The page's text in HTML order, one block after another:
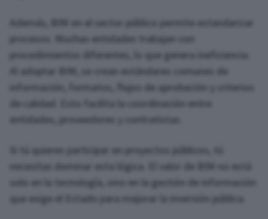
Además, BIM en el sector público permite estandarizar
procesos. Muchas entidades trabajan con
procedimientos diferentes, lo que genera ineficiencia.
Al adoptar BIM, se crean estándares comunes de
información, formatos, flujos de aprobación y criterios
de calidad. Esto facilita la coordinación entre
entidades, proveedores y contratistas.
Si tú quieres participar en proyectos públicos, tú
necesitas dominar esta lógica. El valor de BIM no está
solo en la tecnología, sino en la gestión de información
que exige el Estado para mejorar la inversión pública.